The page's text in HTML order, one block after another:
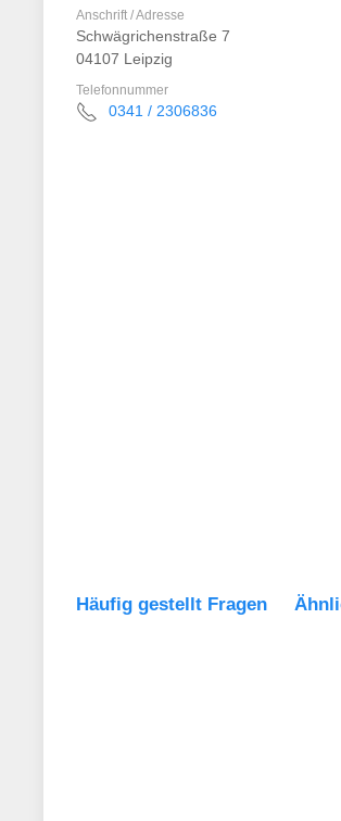
Anschrift / Adresse
Schwägrichenstraße 7
04107 Leipzig
Telefonnummer
0341 / 2306836
Häufig gestellt Fragen